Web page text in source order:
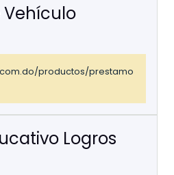
Vehículo
productos/prestamo
Logros